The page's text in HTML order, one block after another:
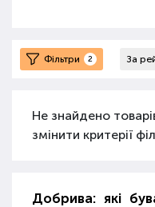
Фільтри 2
Не знайдено
змінити критерії
Добрива: які